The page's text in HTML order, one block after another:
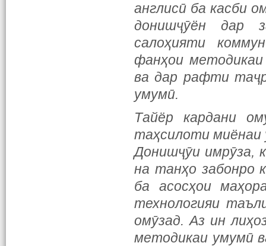
англисӣ ба касби
донишҷӯён дар
салоҳияти
фанҳои методикаи
ва дар рафти
умумӣ.
Тайёр кардани
таҳсилоти миёнаи
Донишҷӯи имрӯза,
на танҳо забонро
ба асосҳои
технологияи
омӯзад. Аз ин
методикаи умумӣ